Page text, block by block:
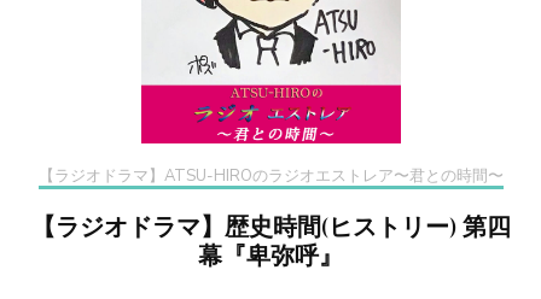
【ラジオドラマ】ATSU-HIROのラジオエストレア〜君との時間〜
【ラジオドラマ】歴史時間(ヒストリー) 第四
幕『卑弥呼』